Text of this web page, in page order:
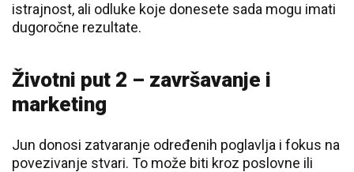
istrajnost, ali odluke koje donesete sada mogu imati
dugoročne rezultate.
Životni put 2 – završavanje i
marketing
Jun donosi zatvaranje određenih poglavlja i fokus na
povezivanje stvari. To može biti kroz poslovne ili